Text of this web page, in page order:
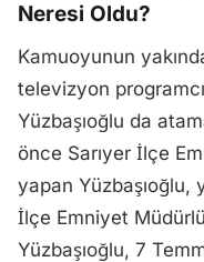
Neresi Oldu?
Kamuoyunun
televizyon
Yüzbaşıoğlu da
önce Sarıyer İlçe
yapan Yüzbaşıoğlu,
İlçe Emniyet
Yüzbaşıoğlu, 7